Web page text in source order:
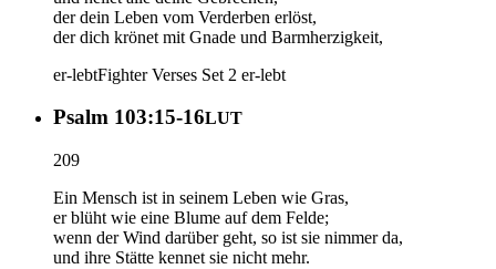
der dein Leben vom Verderben erlöst,
der dich krönet mit Gnade und Barmherzigkeit,
er-lebtFighter Verses Set 2 er-lebt
Psalm 103:15-16LUT
209
Ein Mensch ist in seinem Leben wie Gras,
er blüht wie eine Blume auf dem Felde;
wenn der Wind darüber geht, so ist sie nimmer da,
und ihre Stätte kennet sie nicht mehr.